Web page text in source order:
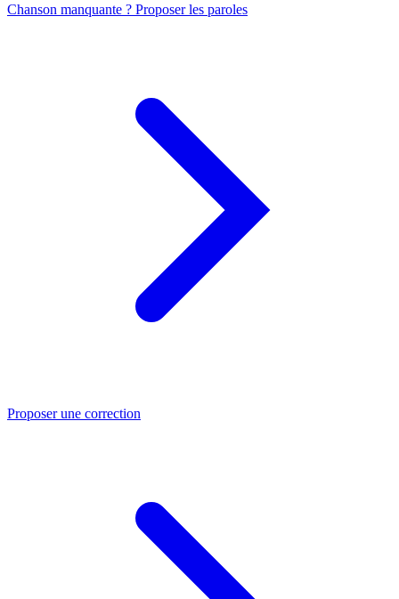
Chanson manquante ? Proposer les paroles
Proposer une correction